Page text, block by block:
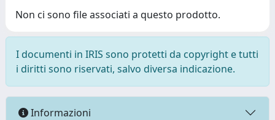
Non ci sono file associati a questo prodotto.
I documenti in IRIS sono protetti da copyright e tutti
i diritti sono riservati, salvo diversa indicazione.
Informazioni